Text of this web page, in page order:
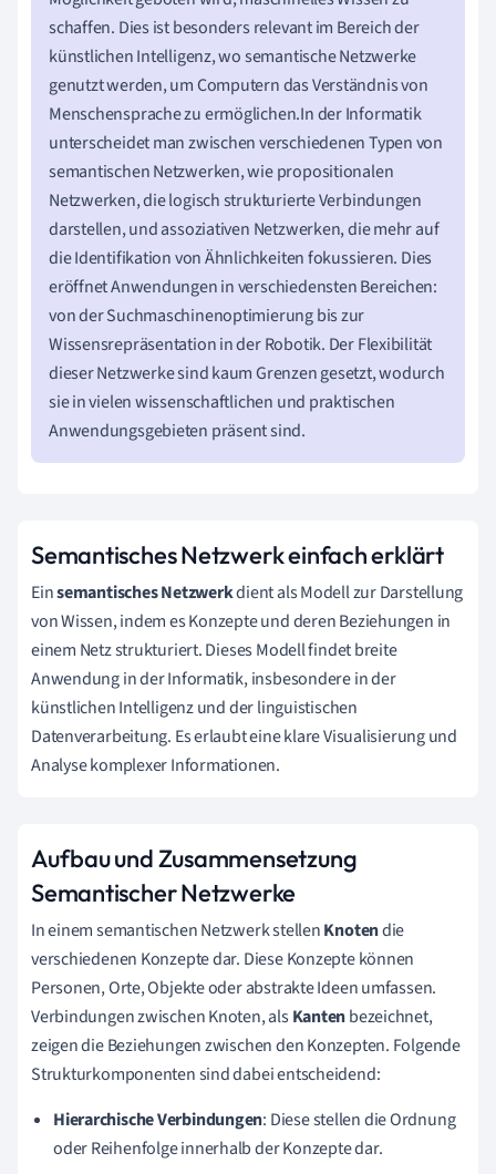
schaffen. Dies ist besonders relevant im Bereich der
künstlichen Intelligenz, wo semantische Netzwerke
genutzt werden, um Computern das Verständnis von
Menschensprache zu ermöglichen.In der Informatik
unterscheidet man zwischen verschiedenen Typen von
semantischen Netzwerken, wie propositionalen
Netzwerken, die logisch strukturierte Verbindungen
darstellen, und assoziativen Netzwerken, die mehr auf
die Identifikation von Ähnlichkeiten fokussieren. Dies
eröffnet Anwendungen in verschiedensten Bereichen:
von der Suchmaschinenoptimierung bis zur
Wissensrepräsentation in der Robotik. Der Flexibilität
dieser Netzwerke sind kaum Grenzen gesetzt, wodurch
sie in vielen wissenschaftlichen und praktischen
Anwendungsgebieten präsent sind.
Semantisches Netzwerk einfach erklärt
Einsemantisches Netzwerkdient als Modell zur Darstellung
von Wissen, indem es Konzepte und deren Beziehungen in
einem Netz strukturiert. Dieses Modell findet breite
Anwendung in der Informatik, insbesondere in der
künstlichen Intelligenz und der linguistischen
Datenverarbeitung. Es erlaubt eine klare Visualisierung und
Analyse komplexer Informationen.
Aufbau und Zusammensetzung
Semantischer Netzwerke
In einem semantischen Netzwerk stellenKnotendie
verschiedenen Konzepte dar. Diese Konzepte können
Personen, Orte, Objekte oder abstrakte Ideen umfassen.
Verbindungen zwischen Knoten, alsKantenbezeichnet,
zeigen die Beziehungen zwischen den Konzepten. Folgende
Strukturkomponenten sind dabei entscheidend:
Hierarchische Verbindungen: Diese stellen die Ordnung
oder Reihenfolge innerhalb der Konzepte dar.